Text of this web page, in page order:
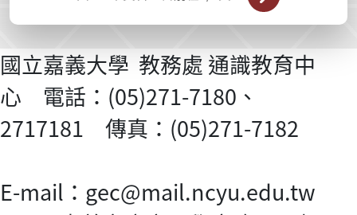
國立嘉義大學 教務處 通識教育中
心 電話：(05)271-7180、
2717181 傳真：(05)271-7182
E-mail：gec@mail.ncyu.edu.tw